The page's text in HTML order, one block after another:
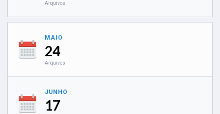
Arquivos
MAIO
24
Arquivos
JUNHO
17